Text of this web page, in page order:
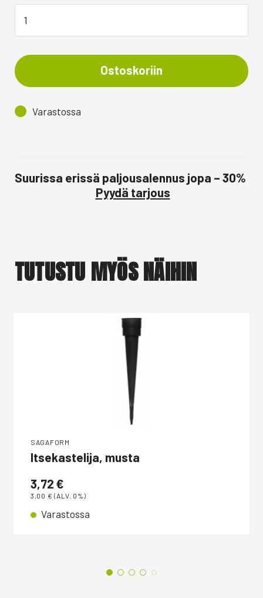
Ostoskoriin
Varastossa
Suurissa erissä paljousalennus jopa – 30%
Pyydä tarjous
TUTUSTU MYÖS NÄIHIN
SAGAFORM
Itsekastelija, musta
3,72 €
3,00 € (ALV. 0%)
Varastossa